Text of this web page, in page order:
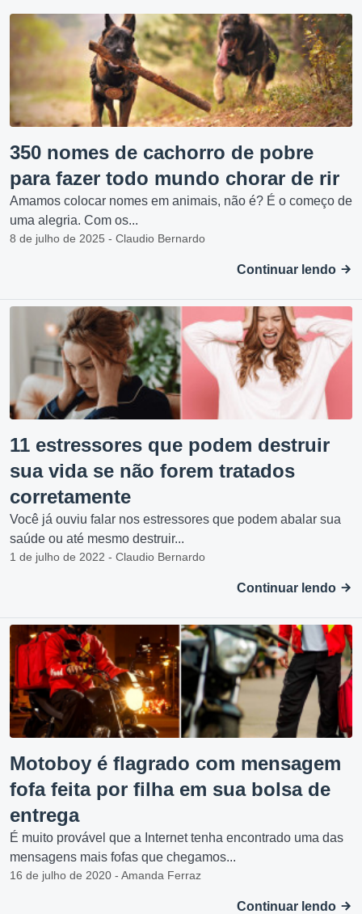
350 nomes de cachorro de pobre
para fazer todo mundo chorar de rir
Amamos colocar nomes em animais, não é? É o começo de
uma alegria. Com os...
8 de julho de 2025 - Claudio Bernardo
Continuar lendo
11 estressores que podem destruir
sua vida se não forem tratados
corretamente
Você já ouviu falar nos estressores que podem abalar sua
saúde ou até mesmo destruir...
1 de julho de 2022 - Claudio Bernardo
Continuar lendo
Motoboy é flagrado com mensagem
fofa feita por filha em sua bolsa de
entrega
É muito provável que a Internet tenha encontrado uma das
mensagens mais fofas que chegamos...
16 de julho de 2020 - Amanda Ferraz
Continuar lendo